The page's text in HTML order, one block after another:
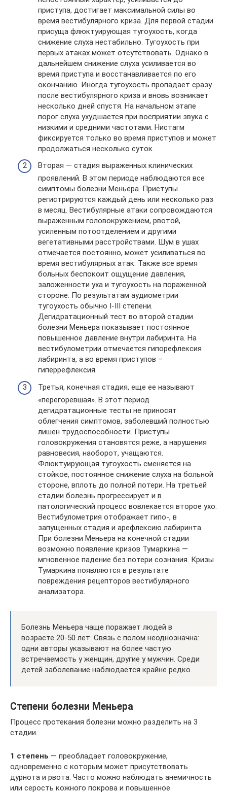
приступа, достигает максимальной силы во
время вестибулярного криза. Для первой стадии
присуща флюктуирующая тугоухость, когда
снижение слуха нестабильно. Тугоухость при
первых атаках может отсутствовать. Однако в
дальнейшем снижение слуха усиливается во
время приступа и восстанавливается по его
окончанию. Иногда тугоухость пропадает сразу
после вестибулярного криза и вновь возникает
несколько дней спустя. На начальном этапе
порог слуха ухудшается при восприятии звука с
низкими и средними частотами. Нистагм
фиксируется только во время приступов и может
продолжаться несколько суток.
Вторая — стадия выраженных клинических
проявлений. В этом периоде наблюдаются все
симптомы болезни Меньера. Приступы
регистрируются каждый день или несколько раз
в месяц. Вестибулярные атаки сопровождаются
выраженным головокружением, рвотой,
усиленным потоотделением и другими
вегетативными расстройствами. Шум в ушах
отмечается постоянно, может усиливаться во
время вестибулярных атак. Также все время
больных беспокоит ощущение давления,
заложенности уха и тугоухость на пораженной
стороне. По результатам аудиометрии
тугоухость обычно I-III степени.
Дегидратационный тест во второй стадии
болезни Меньера показывает постоянное
повышенное давление внутри лабиринта. На
вестибулометрии отмечается гипорефлексия
лабиринта, а во время приступов –
гиперрефлексия.
Третья, конечная стадия, еще ее называют
«перегоревшая». В этот период
дегидратационные тесты не приносят
облегчения симптомов, заболевший полностью
лишен трудоспособности. Приступы
головокружения становятся реже, а нарушения
равновесия, наоборот, учащаются.
Флюктуирующая тугоухость сменяется на
стойкое, постоянное снижение слуха на больной
стороне, вплоть до полной потери. На третьей
стадии болезнь прогрессирует и в
патологический процесс вовлекается второе ухо.
Вестибулометрия отображает гипо-, в
запущенных стадия и арефлексию лабиринта.
При болезни Меньера на конечной стадии
возможно появление кризов Тумаркина —
мгновенное падение без потери сознания. Кризы
Тумаркина появляются в результате
повреждения рецепторов вестибулярного
анализатора.
Болезнь Меньера чаще поражает людей в
возрасте 20-50 лет. Связь с полом неоднозначна:
одни авторы указывают на более частую
встречаемость у женщин, другие у мужчин. Среди
детей заболевание наблюдается крайне редко.
Степени болезни Меньера
Процесс протекания болезни можно разделить на 3
стадии.
1 степень — преобладает головокружение,
одновременно с которым может присутствовать
дурнота и рвота. Часто можно наблюдать анемичность
или серость кожного покрова и повышенное